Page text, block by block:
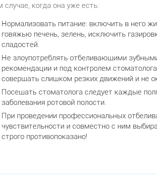
случае, когда она уже есть:
Нормализовать питание: включить в него
говяжью печень, зелень, исключить
сладостей.
Не злоупотреблять отбеливающими
рекомендации и под контролем
совершать слишком резких движений и не
Посещать стоматолога следует каждые
заболевания ротовой полости.
При проведении профессиональных
чувствительности и совместно с ним
строго противопоказано!